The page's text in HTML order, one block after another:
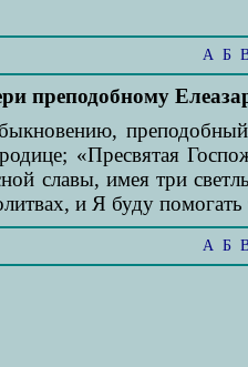
А Б
преподобному
преподобный
«Пресвятая
славы, имея три
и Я буду
А Б